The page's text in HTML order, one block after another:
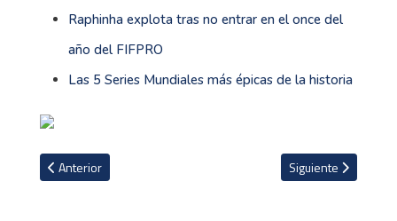
Raphinha explota tras no entrar en el once del
año del FIFPRO
Las 5 Series Mundiales más épicas de la historia
Artículo anterior: Ya se conoce la fecha y precios en que se
Anterior Artículo siguiente:
Siguiente